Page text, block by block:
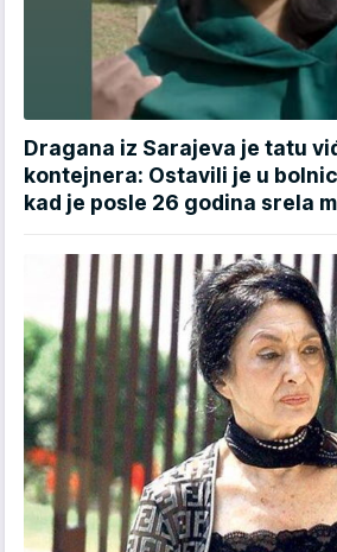
Dragana iz Sarajeva je tatu
kontejnera: Ostavili je u
kad je posle 26 godina srela